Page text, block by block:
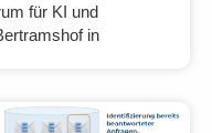
für KI und
in